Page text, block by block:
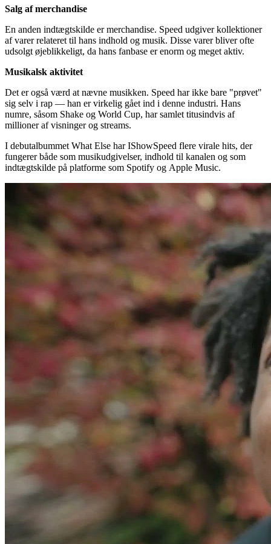
Salg af merchandise
En anden indtægtskilde er merchandise. Speed udgiver kollektioner
af varer relateret til hans indhold og musik. Disse varer bliver ofte
udsolgt øjeblikkeligt, da hans fanbase er enorm og meget aktiv.
Musikalsk aktivitet
Det er også værd at nævne musikken. Speed har ikke bare "prøvet"
sig selv i rap — han er virkelig gået ind i denne industri. Hans
numre, såsom Shake og World Cup, har samlet titusindvis af
millioner af visninger og streams.
I debutalbummet What Else har IShowSpeed flere virale hits, der
fungerer både som musikudgivelser, indhold til kanalen og som
indtægtskilde på platforme som Spotify og Apple Music.